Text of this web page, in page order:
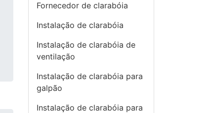
Fornecedor de clarabóia
Instalação de clarabóia
Instalação de clarabóia de
ventilação
Instalação de clarabóia para
galpão
Instalação de clarabóia para